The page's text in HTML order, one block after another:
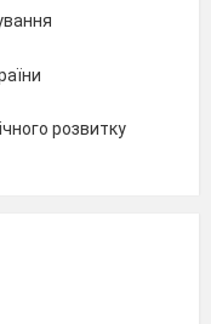
розвитку